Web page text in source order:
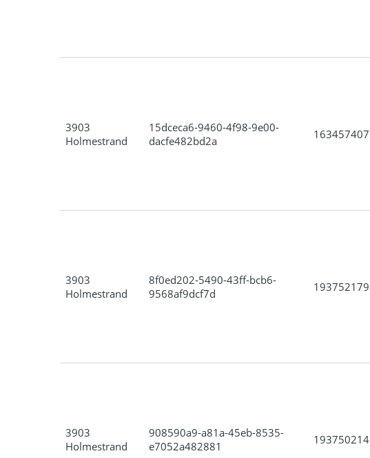
3903
Holmestrand
15dceca6-9460-4f98-9e00-
dacfe482bd2a
163457407
3903
Holmestrand
8f0ed202-5490-43ff-bcb6-
9568af9dcf7d
193752179
3903
Holmestrand
908590a9-a81a-45eb-8535-
e7052a482881
193750214